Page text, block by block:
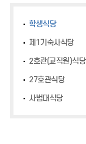
학생식당
제1기숙사식당
2호관(교직원)식당
27호관식당
사범대식당